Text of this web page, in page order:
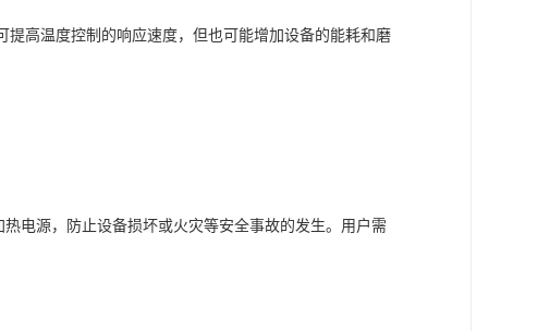
高温度控制的响应速度，但也可能增加设备的能耗和磨
电源，防止设备损坏或火灾等安全事故的发生。用户需